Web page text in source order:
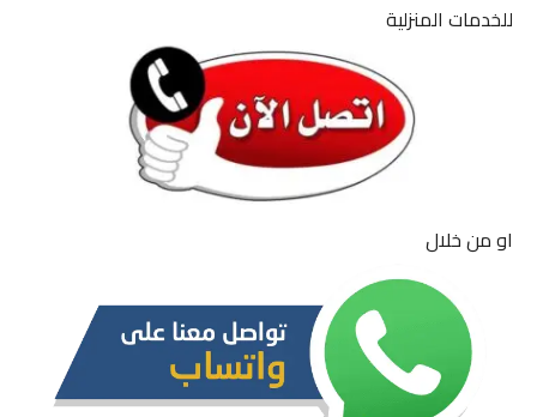
للخدمات المنزلية
او من خلال